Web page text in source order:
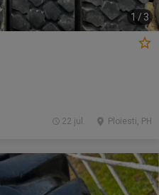
1 / 3
Ploiesti, PH
22 jul.